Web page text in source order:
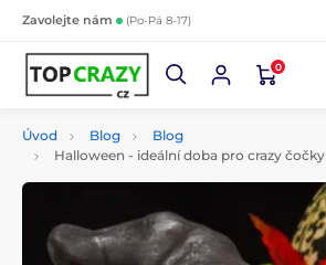
Zavolejte nám (Po-Pá 8-17)
0
Úvod Blog
Blog
Halloween - ideální doba pro crazy čočky